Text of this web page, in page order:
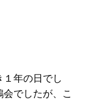
年の日でし
でしたが、こ